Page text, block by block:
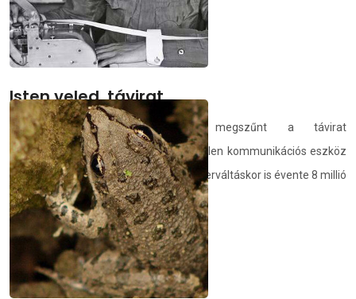
Isten veled, távirat
Százhetvennégy éves múlttal megszűnt a távirat
Magyarországon. Sokáig nélkülözhetetlen kommunikációs eszköz
volt a társadalomban, és még a rendszerváltáskor is évente 8 millió
távi...
demedia.hu 2021.05.08.